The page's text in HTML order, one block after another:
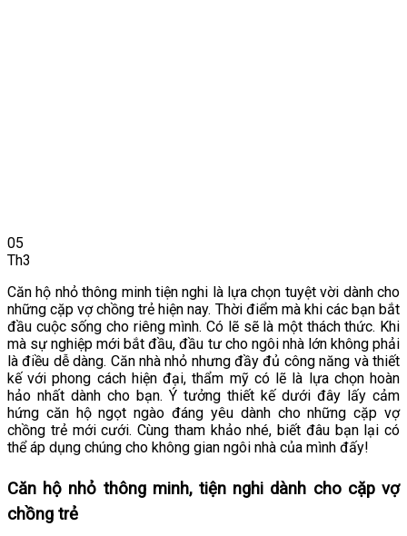
05
Th3
Căn hộ nhỏ thông minh tiện nghi là lựa chọn tuyệt vời dành cho
những cặp vợ chồng trẻ hiện nay. Thời điểm mà khi các bạn bắt
đầu cuộc sống cho riêng mình. Có lẽ sẽ là một thách thức. Khi
mà sự nghiệp mới bắt đầu, đầu tư cho ngôi nhà lớn không phải
là điều dễ dàng. Căn nhà nhỏ nhưng đầy đủ công năng và thiết
kế với phong cách hiện đại, thẩm mỹ có lẽ là lựa chọn hoàn
hảo nhất dành cho bạn. Ý tưởng thiết kế dưới đây lấy cảm
hứng căn hộ ngọt ngào đáng yêu dành cho những cặp vợ
chồng trẻ mới cưới. Cùng tham khảo nhé, biết đâu bạn lại có
thể áp dụng chúng cho không gian ngôi nhà của mình đấy!
Căn hộ nhỏ thông minh, tiện nghi dành cho cặp vợ
chồng trẻ